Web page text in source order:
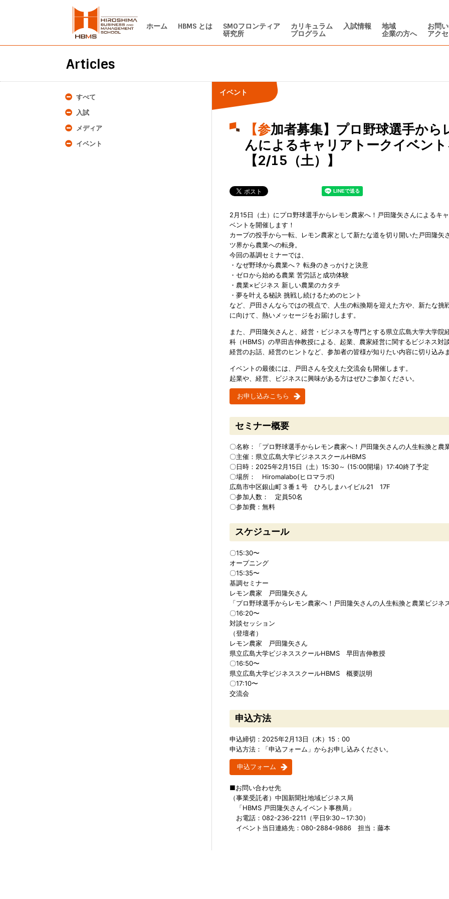
ホーム HBMS とは
SMOフロンティア
研究所
カリキュラム
プログラム
入試情報
地域
企業の方へ
お問
アク
Articles
すべて
入試
メディア
イベント
イベント
【参加者募集】プロ野球選手からレモン農家へ！戸田隆矢さ
んによるキャリアトークイベント
【2/15（土）】
2月15日（土）にプロ野球選手からレモン農家へ！戸田隆矢さんによるキ
ベントを開催します！
カープの投手から一転、レモン農家として新たな道を切り開いた戸田隆矢
ツ界から農業への転身。
今回の基調セミナーでは、
・なぜ野球から農業へ？ 転身のきっかけと決意
・ゼロから始める農業 苦労話と成功体験
・農業×ビジネス 新しい農業のカタチ
・夢を叶える秘訣 挑戦し続けるためのヒント
など、戸田さんならではの視点で、人生の転換期を迎えた方や、新たな挑
に向けて、熱いメッセージをお届けします。
また、戸田隆矢さんと、経営・ビジネスを専門とする県立広島大学大学院
科（HBMS）の早田吉伸教授による、起業、農家経営に関するビジネス対
経営のお話、経営のヒントなど、参加者の皆様が知りたい内容に切り込みま
イベントの最後には、戸田さんを交えた交流会も開催します。
起業や、経営、ビジネスに興味がある方はぜひご参加ください。
お申し込みこちら
セミナー概要
〇名称：「プロ野球選手からレモン農家へ！戸田隆矢さんの人生転換と農
〇主催：県立広島大学ビジネススクールHBMS
〇日時：2025年2月15日（土）15:30～ (15:00開場）17:40終了予定
〇場所： Hiromalabo(ヒロマラボ)
広島市中区銀山町３番１号 ひろしまハイビル21 17F
〇参加人数： 定員50名
〇参加費：無料
スケジュール
〇15:30〜
オープニング
〇15:35〜
基調セミナー
レモン農家 戸田隆矢さん
「プロ野球選手からレモン農家へ！戸田隆矢さんの人生転換と農業ビジネ
〇16:20〜
対談セッション
（登壇者）
レモン農家 戸田隆矢さん
県立広島大学ビジネススクールHBMS 早田吉伸教授
〇16:50〜
県立広島大学ビジネススクールHBMS 概要説明
〇17:10〜
交流会
申込方法
申込締切：2025年2月13日（木）15：00
申込方法：「申込フォーム」からお申し込みください。
申込フォーム
■お問い合わせ先
（事業受託者）中国新聞社地域ビジネス局
「HBMS 戸田隆矢さんイベント事務局」
お電話：082-236-2211（平日9:30～17:30）
イベント当日連絡先：080-2884-9886 担当：藤本